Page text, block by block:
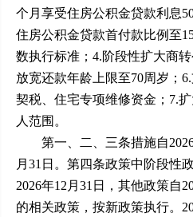
个月享受住房公积金贷款利息
住房公积金贷款首付款比例至
数执行标准；4.阶段性扩大商
放宽还款年龄上限至70周岁；
契税、住宅专项维修资金；7.
人范围。
第一、二、三条措施自2026
月31日。第四条政策中阶段性
2026年12月31日，其他政策自
的相关政策，按新政策执行。